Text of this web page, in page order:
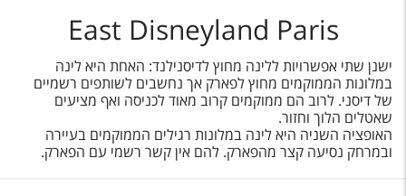
East Disneyland Paris
ישנן שתי אפשרויות ללינה מחוץ לדיסנילנד: האחת היא לינה
במלונות הממוקמים מחוץ לפארק אך נחשבים לשותפים רשמיים
של דיסני. לרוב הם ממוקמים קרוב מאוד לכניסה ואף מציעים
שאטלים הלוך וחזור.
האופציה השניה היא לינה במלונות רגילים הממוקמים בעיירה
ובמרחק נסיעה קצר מהפארק. להם אין קשר רשמי עם הפארק.